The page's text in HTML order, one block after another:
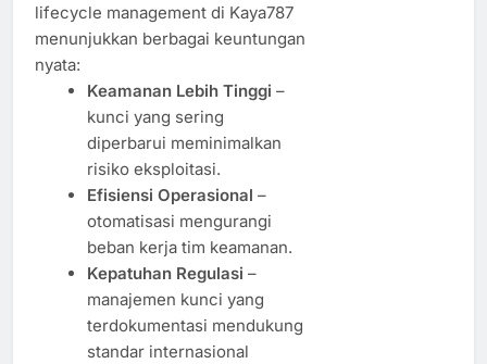
lifecycle management di Kaya787
menunjukkan berbagai keuntungan
nyata:
Keamanan Lebih Tinggi –
kunci yang sering
diperbarui meminimalkan
risiko eksploitasi.
Efisiensi Operasional –
otomatisasi mengurangi
beban kerja tim keamanan.
Kepatuhan Regulasi –
manajemen kunci yang
terdokumentasi mendukung
standar internasional